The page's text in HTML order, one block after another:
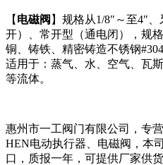
【 电磁阀 】规格从1/8"～至4"
开）、常开型（通电闭），规
铜、铸铁、精密铸造不锈钢
适用于：蒸气、水、空气、瓦
等流体。
惠州市一工阀门有限公司，专
HEN电动执行器、电磁阀，本
口，质报一年，可提供厂家供